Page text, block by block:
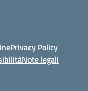
Privacy Policy
Note legali